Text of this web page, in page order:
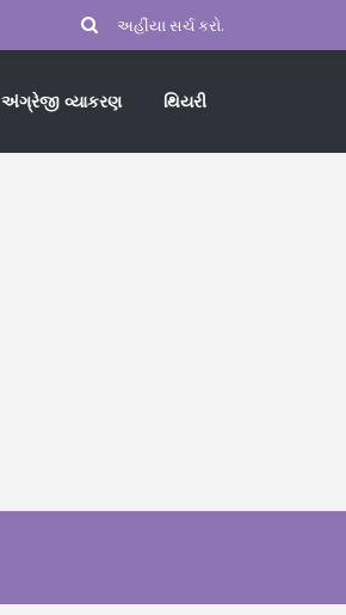
અંગ્રેજી વ્યાકરણ થિયરી